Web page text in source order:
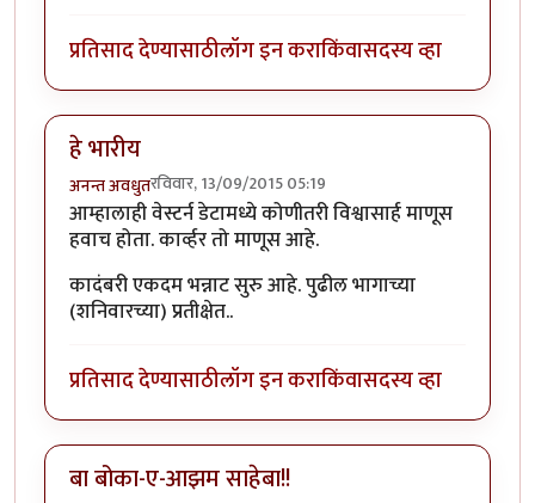
प्रतिसाद देण्यासाठीलॉग इन कराकिंवासदस्य व्हा
हे भारीय
अनन्त अवधुतरविवार, 13/09/2015 05:19
आम्हालाही वेस्टर्न डेटामध्ये कोणीतरी विश्वासार्ह माणूस
हवाच होता. कार्व्हर तो माणूस आहे.
कादंबरी एकदम भन्नाट सुरु आहे. पुढील भागाच्या
(शनिवारच्या) प्रतीक्षेत..
प्रतिसाद देण्यासाठीलॉग इन कराकिंवासदस्य व्हा
बा बोका-ए-आझम साहेबा!!